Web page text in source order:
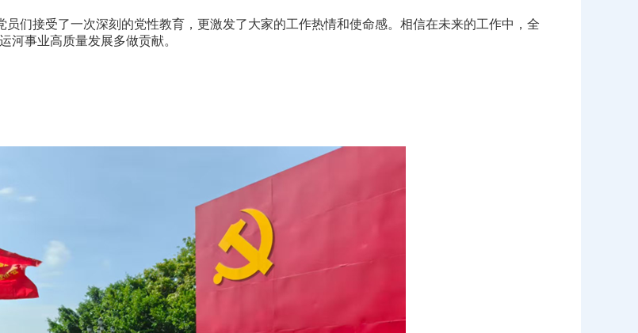
们接受了一次深刻的党性教育，更激发了大家的工作热情和使命感。相信在未来的工作中，全
河事业高质量发展多做贡献。